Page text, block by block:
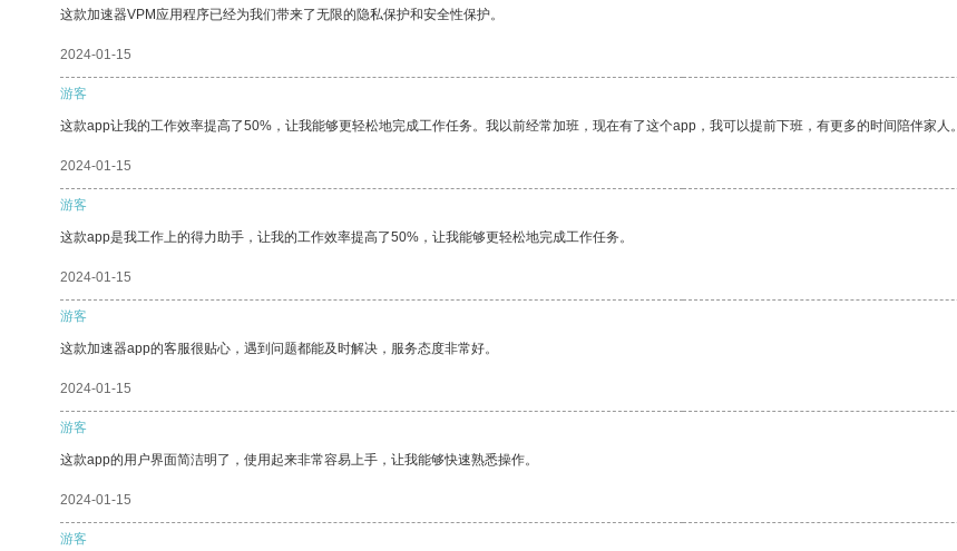
这款加速器VPM应用程序已经为我们带来了无限的隐私保护和安全性保护。
2024-01-15
游客
这款app让我的工作效率提高了50%，让我能够更轻松地完成工作任务。我以前经常加班，现在有了这个app，我可以提前下班，有更多的时间陪伴家人。
2024-01-15
游客
这款app是我工作上的得力助手，让我的工作效率提高了50%，让我能够更轻松地完成工作任务。
2024-01-15
游客
这款加速器app的客服很贴心，遇到问题都能及时解决，服务态度非常好。
2024-01-15
游客
这款app的用户界面简洁明了，使用起来非常容易上手，让我能够快速熟悉操作。
2024-01-15
游客